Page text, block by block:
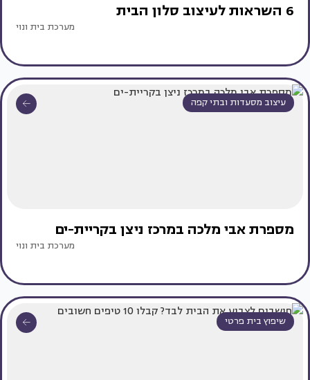
6 השראות לעיצוב סלון הבית
מערכת בית ונוי
עיצוב מסעדות ובתי קפה
מספרת אבי מלכה במרכז ניצן בקריית-ים
מערכת בית ונוי
שיפוץ בית פרטי